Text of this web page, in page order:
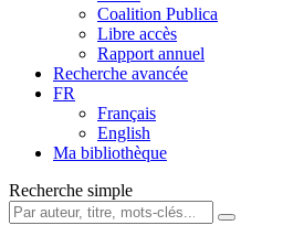
Coalition Publica
Libre accès
Rapport annuel
Recherche avancée
FR
Français
English
Ma bibliothèque
Recherche simple